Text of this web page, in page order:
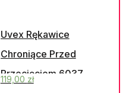
Uvex Rękawice
Chroniące Przed
Przecięciem 6037
119,00 zł